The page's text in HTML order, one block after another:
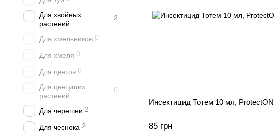
Инсектицид Тотем 10 мл, ProtectON
85 грн
Для хвойных
растений
2
Для хмельников 0
Для хмеля 0
Для цветов 0
Для цветущих
растений
0
Для черешни 2
Для чеснока 2